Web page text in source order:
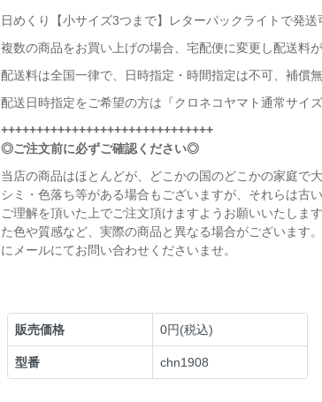
日めくり【小サイズ3つまで】レターパックライトで発送
複数の商品をお買い上げの場合、宅配便に変更し配送料
配送料は全国一律で、日時指定・時間指定は不可、補償無
配送日時指定をご希望の方は『クロネコヤマト通常サイ
++++++++++++++++++++++++++++++
◎ご注文前に必ずご確認ください◎
当店の商品はほとんどが、どこかの国のどこかの家庭で
シミ・色落ち等がある場合もございますが、それらは古
ご理解を頂いた上でご注文頂けますようお願いいたしま
た色や質感など、実際の商品と異なる場合がございます
にメールにてお問い合わせくださいませ。
販売価格 0円(税込)
型番 chn1908